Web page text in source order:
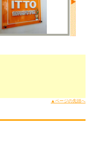
▲ページの先頭へ